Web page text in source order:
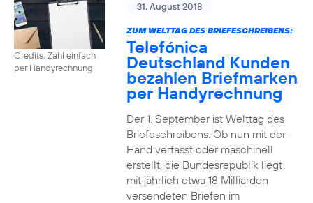
Credits: Zahl einfach
per Handyrechnung
31. August 2018
ZUM WELTTAG DES BRIEFESCHREIBENS:
Telefónica
Deutschland Kunden
bezahlen Briefmarken
per Handyrechnung
Der 1. September ist Welttag des
Briefeschreibens. Ob nun mit der
Hand verfasst oder maschinell
erstellt, die Bundesrepublik liegt
mit jährlich etwa 18 Milliarden
versendeten Briefen im